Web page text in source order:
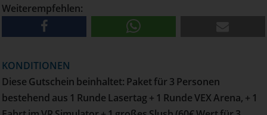
Weiterempfehlen:
KONDITIONEN
Diese Gutschein beinhaltet: Paket für 3 Personen
bestehend aus 1 Runde Lasertag + 1 Runde VEX Arena, + 1